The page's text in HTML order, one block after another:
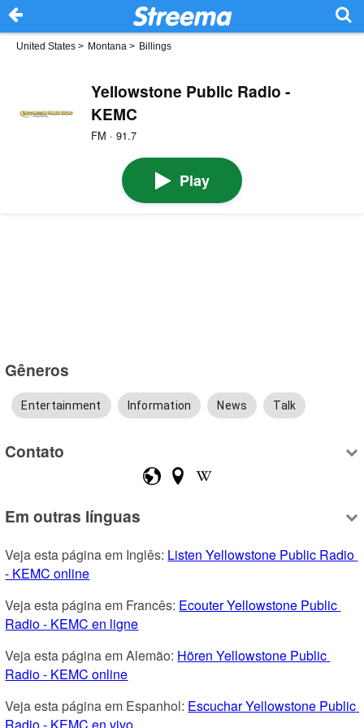
United States > Montana > Billings
Yellowstone Public Radio -
KEMC
FM · 91.7
Play
Gêneros
Entertainment Information News Talk
Contato
Em outras línguas
Veja esta página em Inglês: Listen Yellowstone Public Radio
- KEMC online
Veja esta página em Francês: Ecouter Yellowstone Public
Radio - KEMC en ligne
Veja esta página em Alemão: Hören Yellowstone Public
Radio - KEMC online
Veja esta página em Espanhol: Escuchar Yellowstone Public
Radio - KEMC en vivo